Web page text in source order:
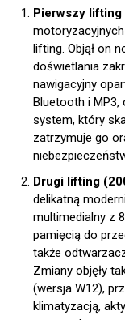
Pierwszy lifting
lifting. Objął on
doświetlania
nawigacyjny
Bluetooth i
system, który
zatrzymuje go
Drugi lifting
delikatną
multimedialny z
pamięcią do
także
Zmiany objęły
(wersja W12),
klimatyzacją,